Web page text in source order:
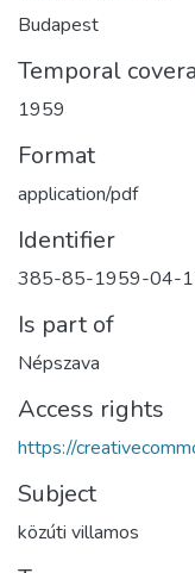
Budapest
Temporal
1959
Format
application/pdf
Identifier
385-85-1959-04-
Is part of
Népszava
Access rights
https://
Subject
közúti villamos